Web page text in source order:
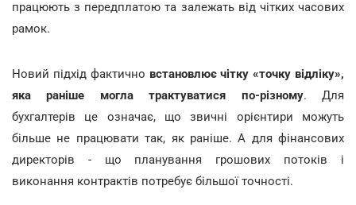
працюють з передплатою та залежать від чітких часових
рамок.
Новий підхід фактично встановлює чітку «точку відліку»,
яка раніше могла трактуватися по-різному. Для
бухгалтерів це означає, що звичні орієнтири можуть
більше не працювати так, як раніше. А для фінансових
директорів - що планування грошових потоків і
виконання контрактів потребує більшої точності.